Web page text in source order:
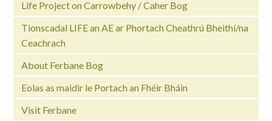
Life Project on Carrowbehy / Caher Bog
Tionscadal LIFE an AE ar Phortach Cheathrú Bheithí/na
Ceachrach
About Ferbane Bog
Eolas as maidir le Portach an Fhéir Bháin
Visit Ferbane